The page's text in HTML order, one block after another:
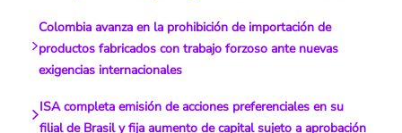
Colombia avanza en la prohibición de importación de
productos fabricados con trabajo forzoso ante nuevas
exigencias internacionales
ISA completa emisión de acciones preferenciales en su
filial de Brasil y fija aumento de capital sujeto a aprobación